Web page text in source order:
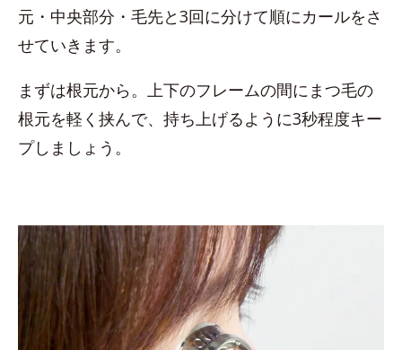
元・中央部分・毛先と3回に分けて順にカールをさ
せていきます。
まずは根元から。上下のフレームの間にまつ毛の
根元を軽く挟んで、持ち上げるように3秒程度キー
プしましょう。